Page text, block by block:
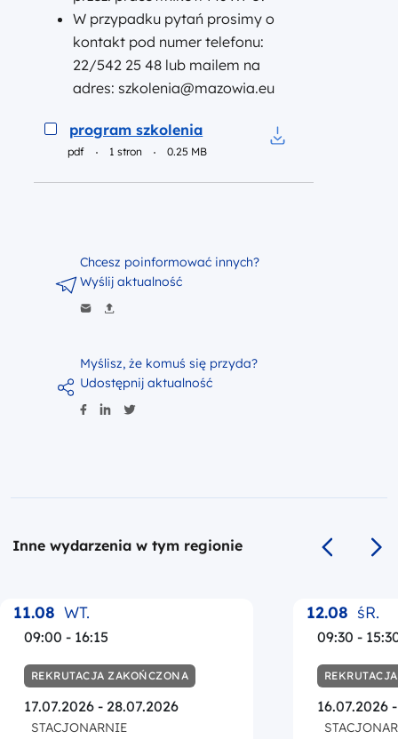
W przypadku pytań prosimy o
kontakt pod numer telefonu:
22/542 25 48 lub mailem na
adres: szkolenia@mazowia.eu
Podgląd
program szkolenia
pdf 1 stron 0.25 MB
Myślisz, że komuś się przyda?
Udostępnij aktualność
Chcesz poinformować innych?
Wyślij aktualność
Inne wydarzenia w tym regionie
Poprzedni
11.08 WT.
09:00 - 16:15
REKRUTACJA ZAKOŃCZONA
17.07.2026 - 28.07.2026
STACJONARNIE
12.08 śR.
09:30 -
16.07.2026